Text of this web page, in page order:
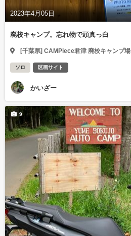
2023年4月05日
廃校キャンプ。忘れ物で頭真っ白
[千葉県] CAMPiece君津 廃校キャンプ場
ソロ 区画サイト
かいざー
9